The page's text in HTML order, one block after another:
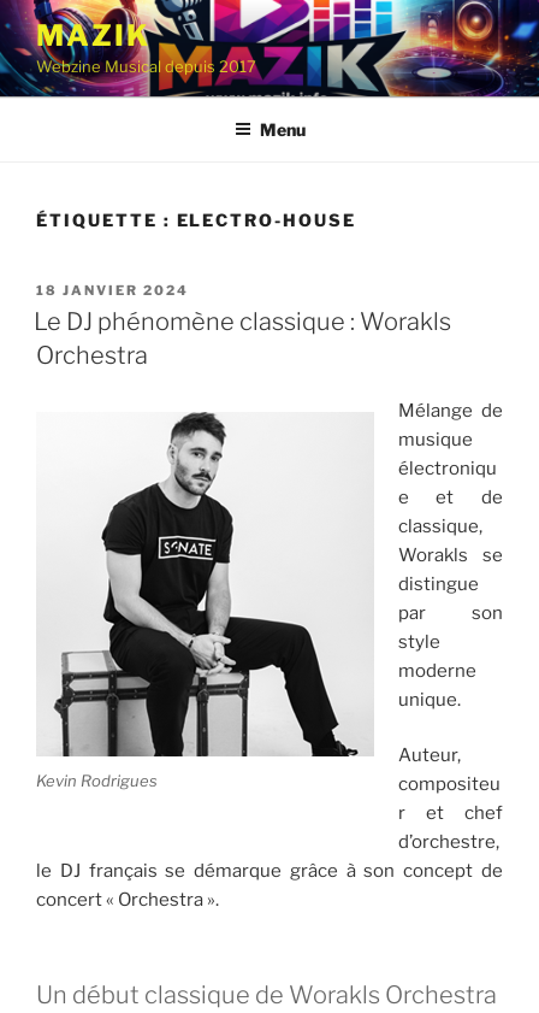
Aller
contenu
principal
MAZIK
Webzine Musical depuis 2017
Menu
ÉTIQUETTE : ELECTRO-HOUSE
PUBLIÉ
LE
18 JANVIER 2024
Le DJ phénomène classique : Worakls
Orchestra
Kevin Rodrigues
Mélange de
musique
électroniqu
e et de
classique,
Worakls se
distingue
par son
style
moderne
unique.
Auteur,
compositeu
r et chef
d’orchestre,
le DJ français se démarque grâce à son concept de
concert « Orchestra ».
Un début classique de Worakls Orchestra